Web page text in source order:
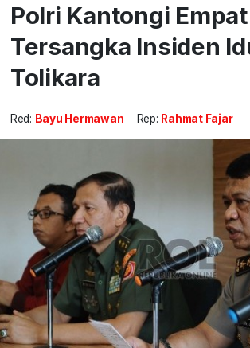
Polri Kantongi
Tersangka Insiden
Tolikara
Red: Bayu Hermawan Rep: Rahmat Fajar